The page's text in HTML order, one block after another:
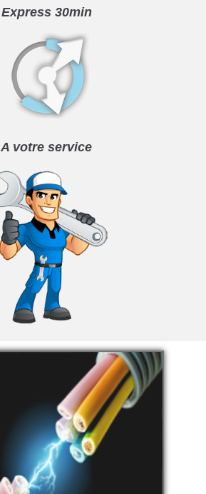
Express 30min
A votre service